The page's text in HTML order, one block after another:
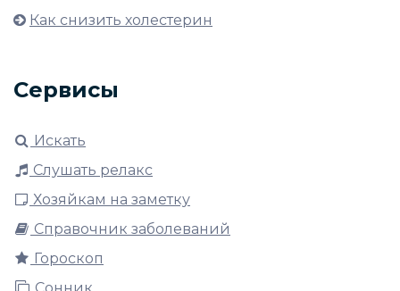
Как снизить холестерин
Сервисы
Искать
Слушать релакс
Хозяйкам на заметку
Справочник заболеваний
Гороскоп